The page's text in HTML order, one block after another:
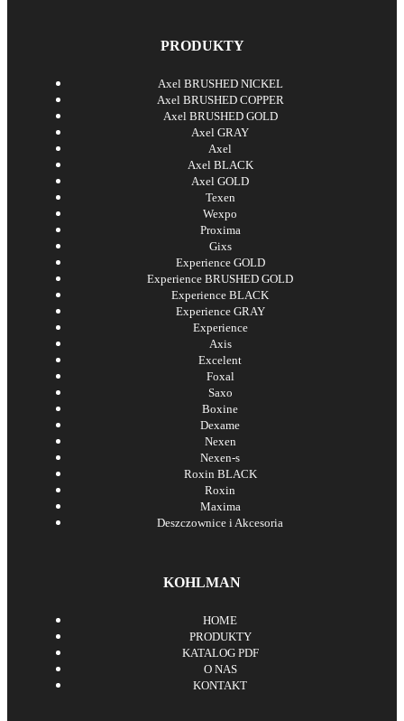
PRODUKTY
Axel BRUSHED NICKEL
Axel BRUSHED COPPER
Axel BRUSHED GOLD
Axel GRAY
Axel
Axel BLACK
Axel GOLD
Texen
Wexpo
Proxima
Gixs
Experience GOLD
Experience BRUSHED GOLD
Experience BLACK
Experience GRAY
Experience
Axis
Excelent
Foxal
Saxo
Boxine
Dexame
Nexen
Nexen-s
Roxin BLACK
Roxin
Maxima
Deszczownice i Akcesoria
KOHLMAN
HOME
PRODUKTY
KATALOG PDF
O NAS
KONTAKT